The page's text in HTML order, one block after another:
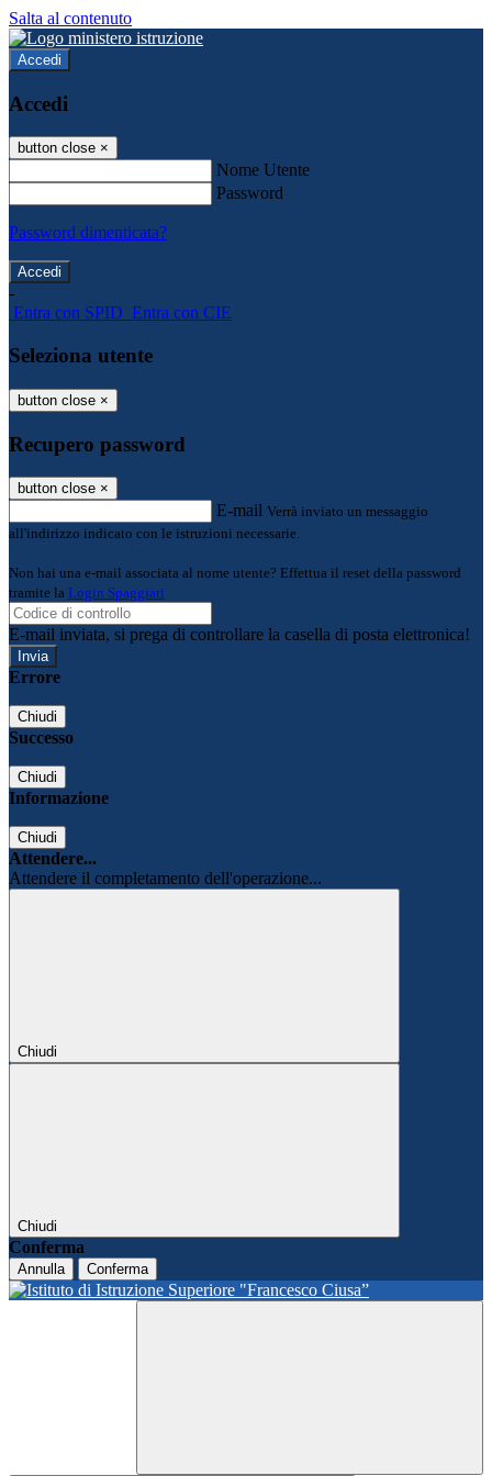
Salta al contenuto
Accedi
Accedi
button close ×
Nome Utente
Password
Password dimenticata?
-
Entra con SPID Entra con CIE
Seleziona utente
button close ×
Recupero password
button close ×
E-mail Verrà inviato un messaggio
all'indirizzo indicato con le istruzioni necessarie.
Non hai una e-mail associata al nome utente? Effettua il reset della password
tramite la Login Spaggiari
E-mail inviata, si prega di controllare la casella di posta elettronica!
Errore
Chiudi
Successo
Chiudi
Informazione
Chiudi
Attendere...
Attendere il completamento dell'operazione...
Chiudi
Chiudi
Conferma
Annulla Conferma